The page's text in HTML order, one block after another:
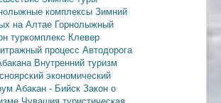
комплексы Зимний
на Алтае Горнолыжный
туркомплекс Клевер
процесс Автодорога
Внутренний туризм
экономический
Абакан - Бийск Закон о
Чувашия туристическая